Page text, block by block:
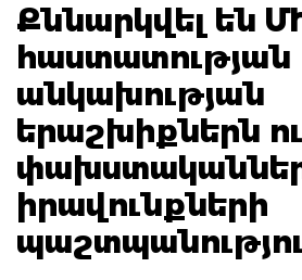
Քննարկվել են
հաստատության
անկախության
երաշխիքներն ու
իրավունքների